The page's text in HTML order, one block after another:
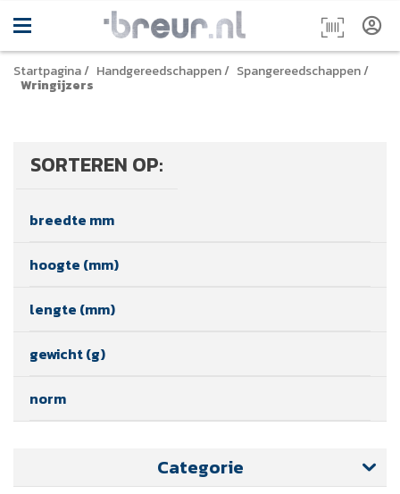
Startpagina/ Handgereedschappen/ Spangereedschappen/
Wringijzers
SORTEREN OP:
breedte mm
hoogte (mm)
lengte (mm)
gewicht (g)
norm
Categorie